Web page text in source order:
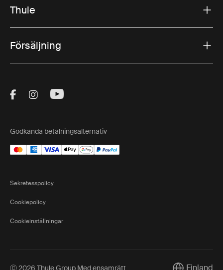
Thule
Försäljning
Visit Thule on Facebook (external link)
Visit Thule on Instagram (external link)
Visit Thule on Youtube (external
Godkända betalningsalternativ
Sekretesspolicy
Cookiepolicy
Cookieinställningar
Ⓒ 2026 Thule Group Med ensamrätt